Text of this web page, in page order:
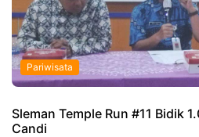
Pariwisata
Sleman Temple Run #11 Bidik
Candi